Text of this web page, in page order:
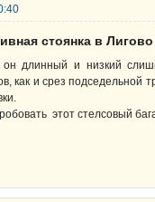
стоянка в Лигово
он длинный и низкий
как и срез подседельной
этот стелсовый